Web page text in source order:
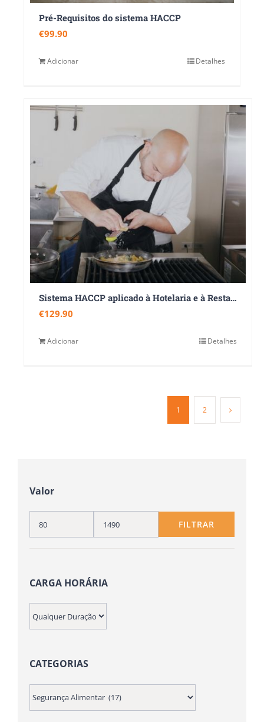
Pré-Requisitos do sistema HACCP
€99.90
Adicionar Detalhes
Sistema HACCP aplicado à Hotelaria e à Restauração
€129.90
Adicionar Detalhes
1 2
Valor
FILTRAR
CARGA HORÁRIA
CATEGORIAS